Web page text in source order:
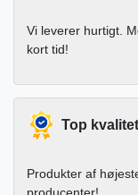
Vi leverer hurtigt.
kort tid!
Top kvalitet
Produkter af